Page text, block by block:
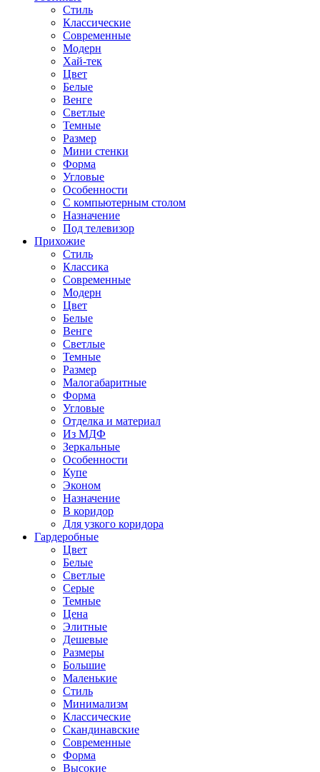
Стиль
Классические
Современные
Модерн
Хай-тек
Цвет
Белые
Венге
Светлые
Темные
Размер
Мини стенки
Форма
Угловые
Особенности
С компьютерным столом
Назначение
Под телевизор
Прихожие
Стиль
Классика
Современные
Модерн
Цвет
Белые
Венге
Светлые
Темные
Размер
Малогабаритные
Форма
Угловые
Отделка и материал
Из МДФ
Зеркальные
Особенности
Купе
Эконом
Назначение
В коридор
Для узкого коридора
Гардеробные
Цвет
Белые
Светлые
Серые
Темные
Цена
Элитные
Дешевые
Размеры
Большие
Маленькие
Стиль
Минимализм
Классические
Скандинавские
Современные
Форма
Высокие